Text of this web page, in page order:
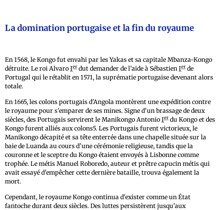
La domination portugaise et la fin du royaume
En 1568, le Kongo fut envahi par les Yakas et sa capitale Mbanza-Kongo
détruite. Le roi Alvaro Ier dut demander de l'aide à Sébastien Ier de
Portugal qui le rétablit en 1571, la suprématie portugaise devenant alors
totale.
En 1665, les colons portugais d'Angola montèrent une expédition contre
le royaume pour s'emparer de ses mines. Signe d'un brassage de deux
siècles, des Portugais servirent le Manikongo Antonio Ier du Kongo et des
Kongo furent alliés aux colons5. Les Portugais furent victorieux, le
Manikongo décapité et sa tête enterrée dans une chapelle située sur la
baie de Luanda au cours d'une cérémonie religieuse, tandis que la
couronne et le sceptre du Kongo étaient envoyés à Lisbonne comme
trophée. Le métis Manuel Roboredo, auteur et prêtre capucin métis qui
avait essayé d'empêcher cette dernière bataille, trouva également la
mort.
Cependant, le royaume Kongo continua d'exister comme un État
fantoche durant deux siècles. Des luttes persistèrent jusqu'aux